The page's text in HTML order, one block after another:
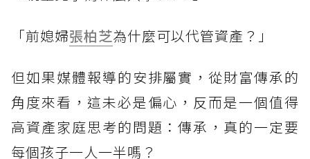
「前媳婦張柏芝為什麼可以代管資產？」
但如果媒體報導的安排屬實，從財富傳承的
角度來看，這未必是偏心，反而是一個值得
高資產家庭思考的問題：傳承，真的一定要
每個孩子一人一半嗎？